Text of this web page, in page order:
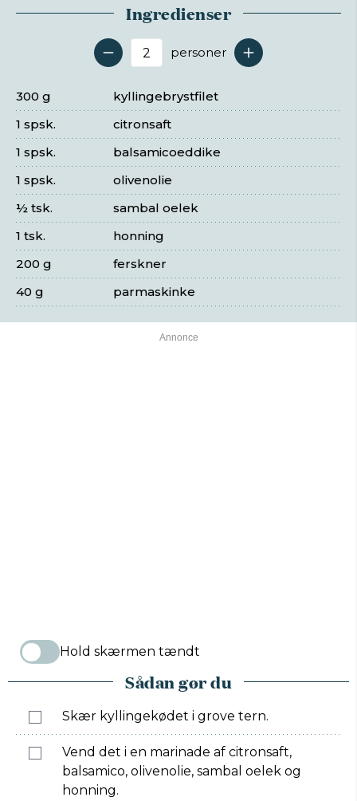
Ingredienser
Antal serveringer
personer
kyllingebrystfilet
300 g
citronsaft
1 spsk.
balsamicoeddike
1 spsk.
olivenolie
1 spsk.
sambal oelek
½ tsk.
honning
1 tsk.
ferskner
200 g
parmaskinke
40 g
Hold skærmen tændt
Sådan gør du
Skær kyllingekødet i grove tern.
Vend det i en marinade af citronsaft,
balsamico, olivenolie, sambal oelek og
honning.